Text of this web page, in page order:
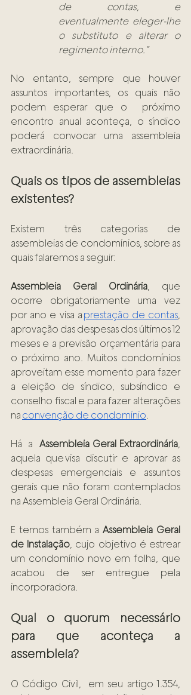
de contas, e
eventualmente eleger-lhe
o substituto e alterar o
regimento interno.”
No entanto, sempre que houver
assuntos importantes, os quais não
podem esperar que o  próximo
encontro anual aconteça, o síndico
poderá convocar uma assembleia
extraordinária.
Quais os tipos de assembleias
existentes?
Existem três categorias de
assembleias de condomínios, sobre as
quais falaremos a seguir:
Assembleia Geral Ordinária, que
ocorre obrigatoriamente uma vez
por ano e visa a prestação de contas,
aprovação das despesas dos últimos 12
meses e a previsão orçamentária para
o próximo ano. Muitos condomínios
aproveitam esse momento para fazer
a eleição de síndico, subsíndico e
conselho fiscal e para fazer alterações
na convenção de condomínio.
Há  a Assembleia Geral Extraordinária,
aquela que visa discutir e aprovar as
despesas emergenciais e assuntos
gerais que não foram contemplados
na Assembleia Geral Ordinária.
E temos também a Assembleia Geral
de Instalação, cujo objetivo é estrear
um condomínio novo em folha, que
acabou de ser entregue pela
incorporadora.
Qual o quorum necessário
para que aconteça a
assembleia?
O Código Civil,  em seu artigo 1.354,